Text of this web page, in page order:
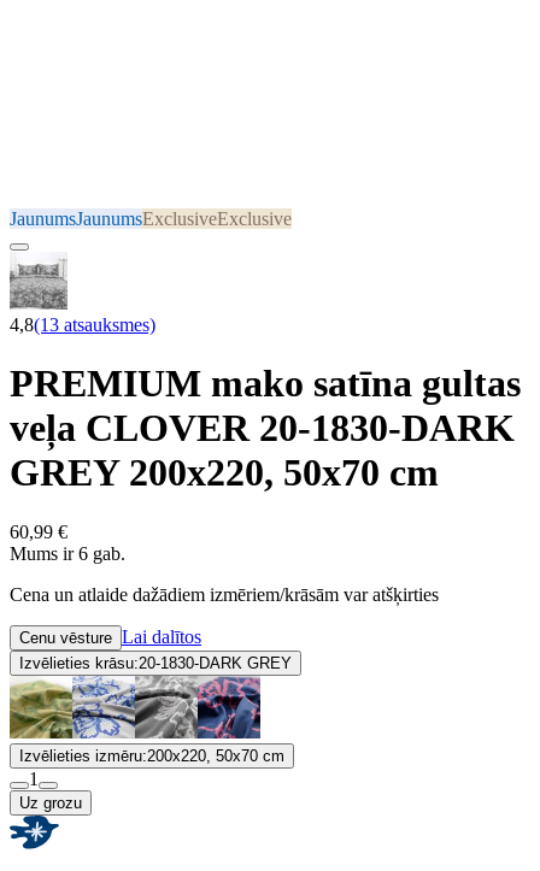
JaunumsJaunumsExclusiveExclusive
4,8(13 atsauksmes)
PREMIUM mako satīna gultas
veļa CLOVER 20-1830-DARK
GREY 200x220, 50x70 cm
60,99 €
Mums ir 6 gab.
Cena un atlaide dažādiem izmēriem/krāsām var atšķirties
Cenu vēsture Lai dalītos
Izvēlieties krāsu:20-1830-DARK GREY
Izvēlieties izmēru:200x220, 50x70 cm
1
Uz grozu